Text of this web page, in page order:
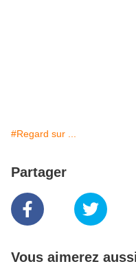
#Regard sur ...
Partager
Vous aimerez